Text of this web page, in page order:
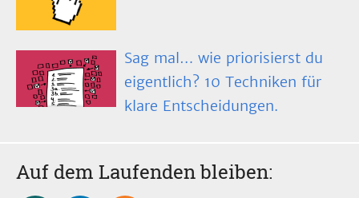
Sag mal… wie priorisierst du
eigentlich? 10 Techniken für
klare Entscheidungen.
Auf dem Laufenden bleiben: